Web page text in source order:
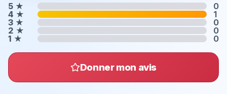
5 ★
0
4 ★
1
3 ★
0
2 ★
0
1 ★ 0
Donner mon avis